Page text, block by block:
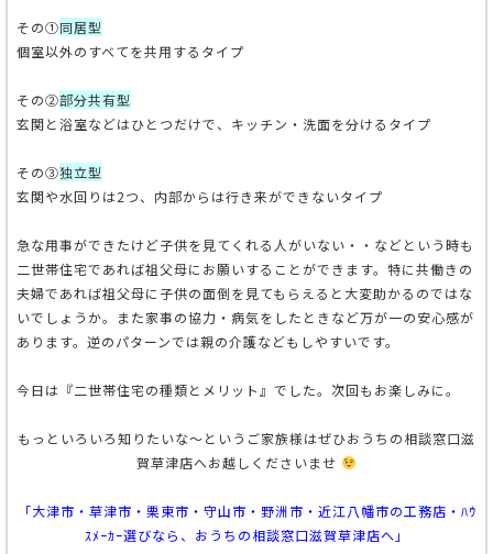
その①同居型
個室以外のすべてを共用するタイプ
その②部分共有型
玄関と浴室などはひとつだけで、キッチン・洗面を分けるタイプ
その③独立型
玄関や水回りは2つ、内部からは行き来ができないタイプ
急な用事ができたけど子供を見てくれる人がいない・・などという時も
二世帯住宅であれば祖父母にお願いすることができます。特に共働きの
夫婦であれば祖父母に子供の面倒を見てもらえると大変助かるのではな
いでしょうか。また家事の協力・病気をしたときなど万が一の安心感が
あります。逆のパターンでは親の介護などもしやすいです。
今日は『二世帯住宅の種類とメリット』でした。次回もお楽しみに。
もっといろいろ知りたいな～というご家族様はぜひおうちの相談窓口滋
賀草津店へお越しくださいませ
「大津市・草津市・栗東市・守山市・野洲市・近江八幡市の工務店・ﾊｳ
ｽﾒｰｶｰ選びなら、おうちの相談窓口滋賀草津店へ」